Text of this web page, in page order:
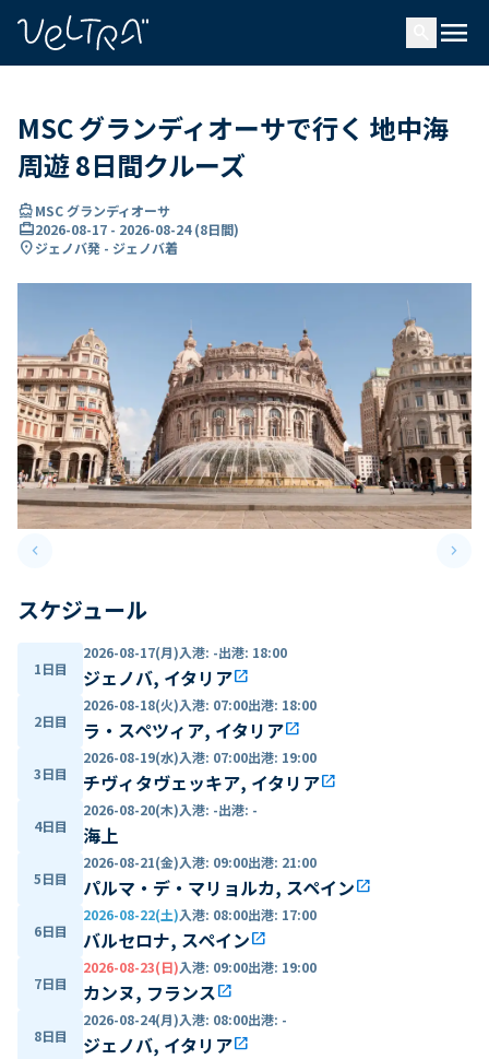
menu
MSC グランディオーサで行く 地中海
周遊 8日間クルーズ
directions_boatMSC グランディオーサ
card_travel2026-08-17 - 2026-08-24(8日間)
location_onジェノバ発 - ジェノバ着
keyboard_arrow_leftPrevious slide keyboard_arrow_right
スケジュール
1日目
2026-08-17(月)入港: -出港: 18:00
ジェノバ, イタリアopen_in_new
2日目
2026-08-18(火)入港: 07:00出港: 18:00
ラ・スペツィア, イタリアopen_in_new
3日目
2026-08-19(水)入港: 07:00出港: 19:00
チヴィタヴェッキア, イタリアopen_in_new
4日目
2026-08-20(木)入港: -出港: -
海上
5日目
2026-08-21(金)入港: 09:00出港: 21:00
パルマ・デ・マリョルカ, スペインopen_in_new
6日目
2026-08-22(土)入港: 08:00出港: 17:00
バルセロナ, スペインopen_in_new
7日目
2026-08-23(日)入港: 09:00出港: 19:00
カンヌ, フランスopen_in_new
8日目
2026-08-24(月)入港: 08:00出港: -
ジェノバ, イタリアopen_in_new